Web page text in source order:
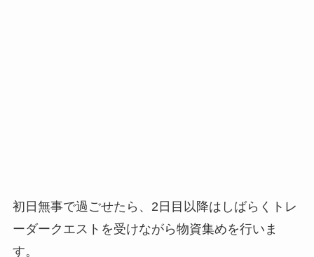
初日無事で過ごせたら、 2日目以降はしばらくトレ
ーダークエストを受けながら物資集めを行いま
す。